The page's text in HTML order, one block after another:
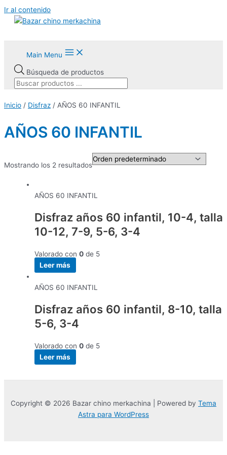
Ir al contenido
Main Menu
Búsqueda de productos
Inicio / Disfraz / AÑOS 60 INFANTIL
AÑOS 60 INFANTIL
Mostrando los 2 resultados
AÑOS 60 INFANTIL
Disfraz años 60 infantil, 10-4, talla
10-12, 7-9, 5-6, 3-4
Valorado con 0 de 5
Leer más
AÑOS 60 INFANTIL
Disfraz años 60 infantil, 8-10, talla
5-6, 3-4
Valorado con 0 de 5
Leer más
Copyright © 2026 Bazar chino merkachina | Powered by Tema
Astra para WordPress